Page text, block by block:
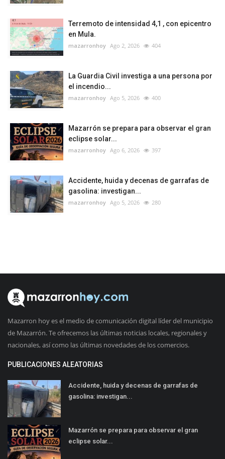
Terremoto de intensidad 4,1 , con epicentro
en Mula.
mazarronhoy Ago 2, 2026 404
La Guardia Civil investiga a una persona por
el incendio...
mazarronhoy Ago 5, 2026 400
Mazarrón se prepara para observar el gran
eclipse solar...
mazarronhoy Ago 6, 2026 397
Accidente, huida y decenas de garrafas de
gasolina: investigan...
mazarronhoy Ago 5, 2026 280
Mazarron hoy es el medio de comunicación digital líder del municipio
de Mazarrón. Te ofrecemos las últimas noticias locales, regionales y
nacionales, así como las últimas novedades de los comercios.
PUBLICACIONES ALEATORIAS
Accidente, huida y decenas de garrafas de
gasolina: investigan...
Mazarrón se prepara para observar el gran
eclipse solar...